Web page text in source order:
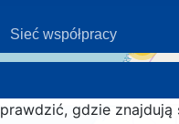
Sieć współpracy
gdzie znajdują